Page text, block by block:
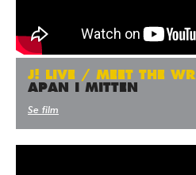
J! LIVE / MEET THE
APAN I MITTEN
Se film